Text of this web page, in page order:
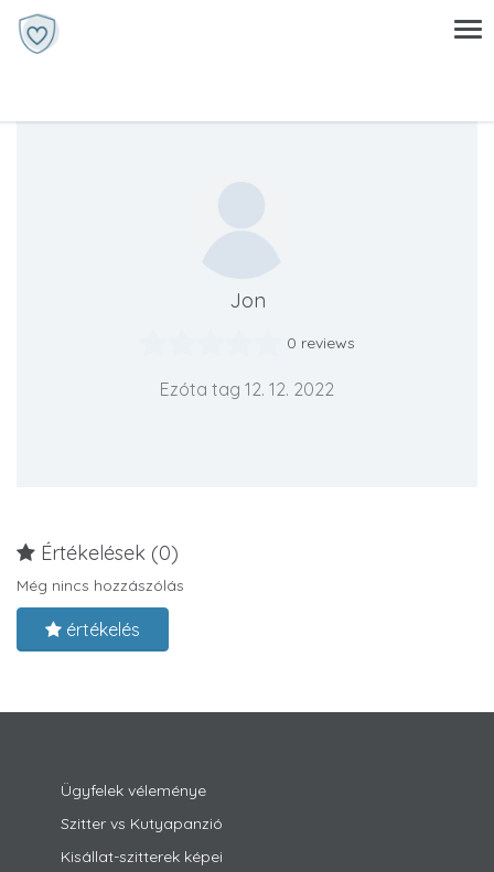
Jon
0 reviews
Ezóta tag 12. 12. 2022
Értékelések (0)
Még nincs hozzászólás
értékelés
Ügyfelek véleménye
Szitter vs Kutyapanzió
Kisállat-szitterek képei